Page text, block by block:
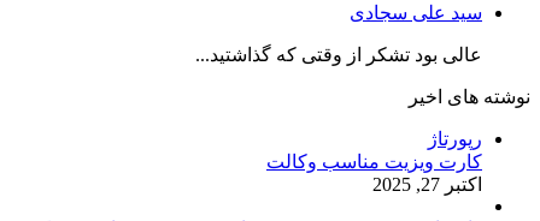
سید علی سجادی
عالی بود تشکر از وقتی که گذاشتید...
نوشته های اخیر
رپورتاژ
کارت ویزیت مناسب وکالت
اکتبر 27, 2025